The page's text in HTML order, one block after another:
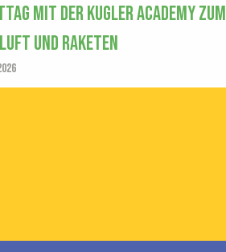
mit der Kugler Academy zum
und Raketen